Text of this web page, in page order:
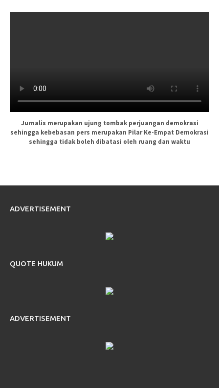
Jurnalis merupakan ujung tombak perjuangan demokrasi
sehingga kebebasan pers merupakan Pilar Ke-Empat Demokrasi
sehingga tidak boleh dibatasi oleh ruang dan waktu
ADVERTISEMENT
QUOTE HUKUM
ADVERTISEMENT